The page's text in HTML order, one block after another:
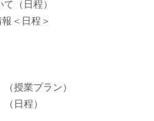
（日程）
＜日程＞
授業プラン）
日程）